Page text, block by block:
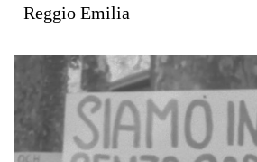
Reggio Emilia